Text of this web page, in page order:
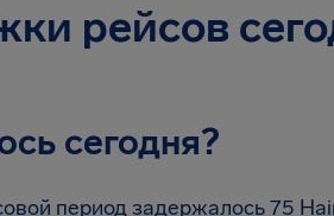
рейсов
сегодня?
период задержалось 75